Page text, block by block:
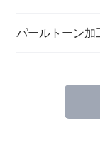
一筆箋
ハンドメイドキ
パールトーン加